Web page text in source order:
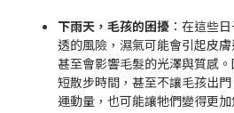
下雨天，毛孩的困擾 ：在這些
透的風險，濕氣可能會引起皮
甚至會影響毛髮的光澤與質感
短散步時間，甚至不讓毛孩出
運動量，也可能讓牠們變得更加